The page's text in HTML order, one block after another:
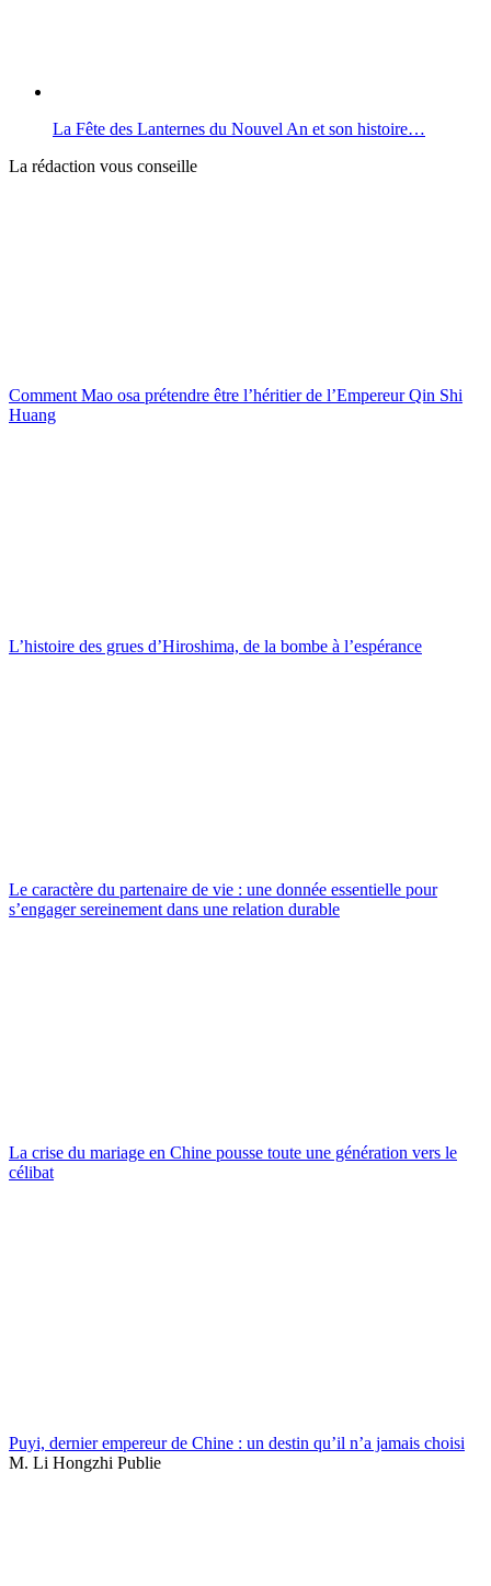
La Fête des Lanternes du Nouvel An et son histoire…
La rédaction vous conseille
Comment Mao osa prétendre être l’héritier de l’Empereur Qin Shi
Huang
L’histoire des grues d’Hiroshima, de la bombe à l’espérance
Le caractère du partenaire de vie : une donnée essentielle pour
s’engager sereinement dans une relation durable
La crise du mariage en Chine pousse toute une génération vers le
célibat
Puyi, dernier empereur de Chine : un destin qu’il n’a jamais choisi
M. Li Hongzhi Publie